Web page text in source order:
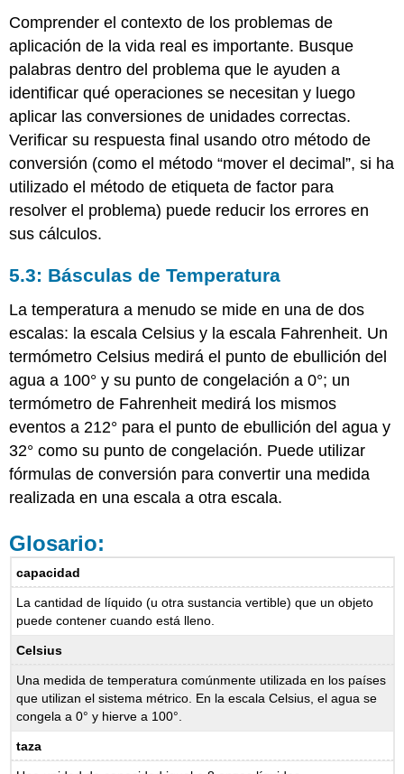
Comprender el contexto de los problemas de
aplicación de la vida real es importante. Busque
palabras dentro del problema que le ayuden a
identificar qué operaciones se necesitan y luego
aplicar las conversiones de unidades correctas.
Verificar su respuesta final usando otro método de
conversión (como el método “mover el decimal”, si ha
utilizado el método de etiqueta de factor para
resolver el problema) puede reducir los errores en
sus cálculos.
5.3: Básculas de Temperatura
La temperatura a menudo se mide en una de dos
escalas: la escala Celsius y la escala Fahrenheit. Un
termómetro Celsius medirá el punto de ebullición del
agua a 100° y su punto de congelación a 0°; un
termómetro de Fahrenheit medirá los mismos
eventos a 212° para el punto de ebullición del agua y
32° como su punto de congelación. Puede utilizar
fórmulas de conversión para convertir una medida
realizada en una escala a otra escala.
Glosario:
capacidad
La cantidad de líquido (u otra sustancia vertible) que un objeto
puede contener cuando está lleno.
Celsius
Una medida de temperatura comúnmente utilizada en los países
que utilizan el sistema métrico. En la escala Celsius, el agua se
congela a 0° y hierve a 100°.
taza